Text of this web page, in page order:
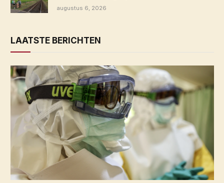
augustus 6, 2026
LAATSTE BERICHTEN